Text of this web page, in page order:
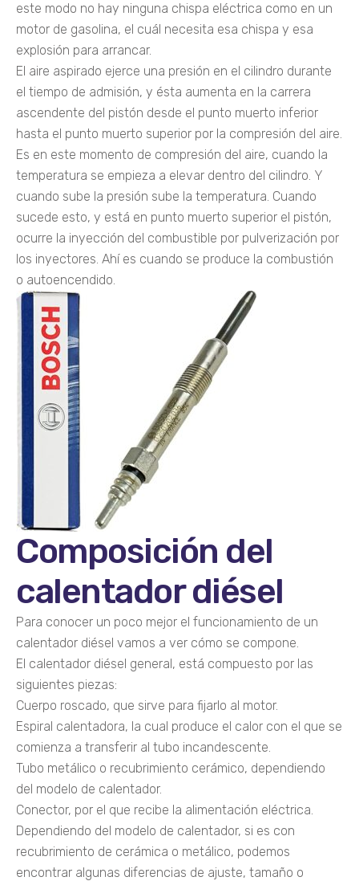
este modo no hay ninguna chispa eléctrica como en un
motor de gasolina, el cuál necesita esa chispa y esa
explosión para arrancar.
El aire aspirado ejerce una presión en el cilindro durante
el tiempo de admisión, y ésta aumenta en la carrera
ascendente del pistón desde el punto muerto inferior
hasta el punto muerto superior por la compresión del aire.
Es en este momento de compresión del aire, cuando la
temperatura se empieza a elevar dentro del cilindro. Y
cuando sube la presión sube la temperatura. Cuando
sucede esto, y está en punto muerto superior el pistón,
ocurre la inyección del combustible por pulverización por
los inyectores. Ahí es cuando se produce la combustión
o autoencendido.
Composición del
calentador diésel
Para conocer un poco mejor el funcionamiento de un
calentador diésel vamos a ver cómo se compone.
El calentador diésel general, está compuesto por las
siguientes piezas:
Cuerpo roscado, que sirve para fijarlo al motor.
Espiral calentadora, la cual produce el calor con el que se
comienza a transferir al tubo incandescente.
Tubo metálico o recubrimiento cerámico, dependiendo
del modelo de calentador.
Conector, por el que recibe la alimentación eléctrica.
Dependiendo del modelo de calentador, si es con
recubrimiento de cerámica o metálico, podemos
encontrar algunas diferencias de ajuste, tamaño o